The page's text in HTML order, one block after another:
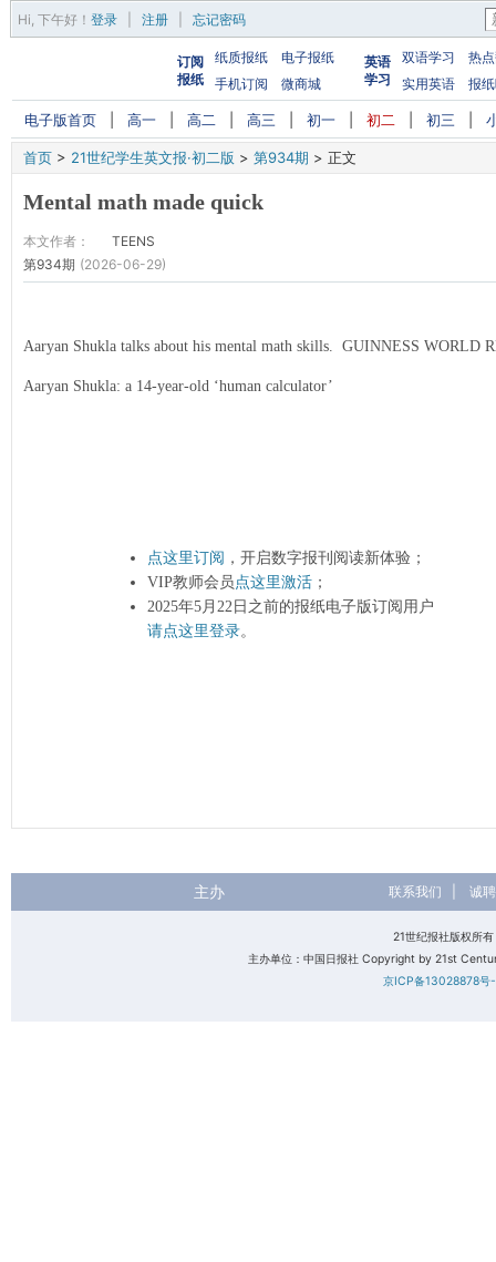
Hi, 下午好 ！ 登录 注册 忘记密码
订阅
报纸
纸质报纸
电子报纸
手机订阅
微商城
英语
学习
双语学习
热
实用英语
报
电子版首页 高一 高二 高三 初一 初二 初三
首页 > 21世纪学生英文报·初二版 > 第934期 > 正文
Mental math made quick
本文作者：
TEENS
第934期 (2026-06-29)
Aaryan Shukla talks about his mental math skills. GUINNESS WORLD
Aaryan Shukla: a 14-year-old ‘human calculator’
点这里订阅 ，开启数字报刊阅读新体验；
VIP教师会员点这里激活 ；
2025年5月22日之前的报纸电子版订阅用户
请点这里登录。
主办 联系我们 诚
21世纪报社版权所
主办单位：中国日报社 Copyright by 21st
京ICP备13028878号